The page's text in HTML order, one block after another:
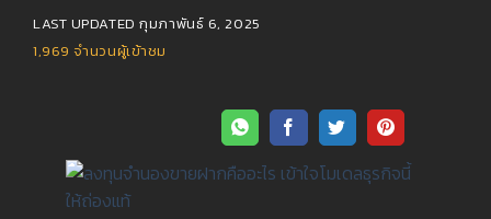
LAST UPDATEDกุมภาพันธ์ 6, 2025
1,969 จำนวนผู้เข้าชม